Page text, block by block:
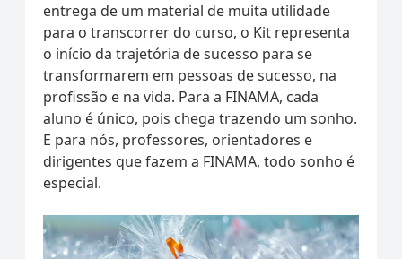
entrega de um material de muita utilidade
para o transcorrer do curso, o Kit representa
o início da trajetória de sucesso para se
transformarem em pessoas de sucesso, na
profissão e na vida. Para a FINAMA, cada
aluno é único, pois chega trazendo um sonho.
E para nós, professores, orientadores e
dirigentes que fazem a FINAMA, todo sonho é
especial.